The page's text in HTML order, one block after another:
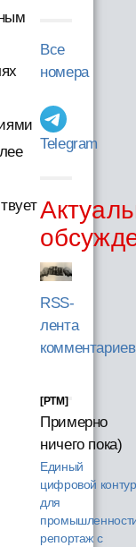
Все
номера
Telegram
RSS-
лента
комментариев
[PTM]
Примерно
ничего пока)
Единый
цифровой контур
для
репортаж с